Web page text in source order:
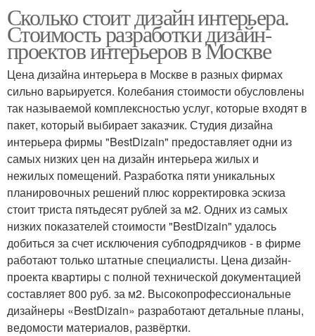
Сколько стоит дизайн интерьера.
Стоимость разработки дизайн-
проектов интерьеров в Москве
Цена дизайна интерьера в Москве в разных фирмах
сильно варьируется. Колебания стоимости обусловлены
так называемой комплексностью услуг, которые входят в
пакет, который выбирает заказчик. Студия дизайна
интерьера фирмы "BestDizain" предоставляет одни из
самых низких цен на дизайн интерьера жилых и
нежилых помещений. Разработка пяти уникальных
планировочных решений плюс корректировка эскиза
стоит триста пятьдесят рублей за м2. Одних из самых
низких показателей стоимости "BestDizain" удалось
добиться за счет исключения субподрядчиков - в фирме
работают только штатные специалисты. Цена дизайн-
проекта квартиры с полной технической документацией
составляет 800 руб. за м2. Высокопрофессиональные
дизайнеры «BestDizain» разработают детальные планы,
ведомости материалов, развёртки.